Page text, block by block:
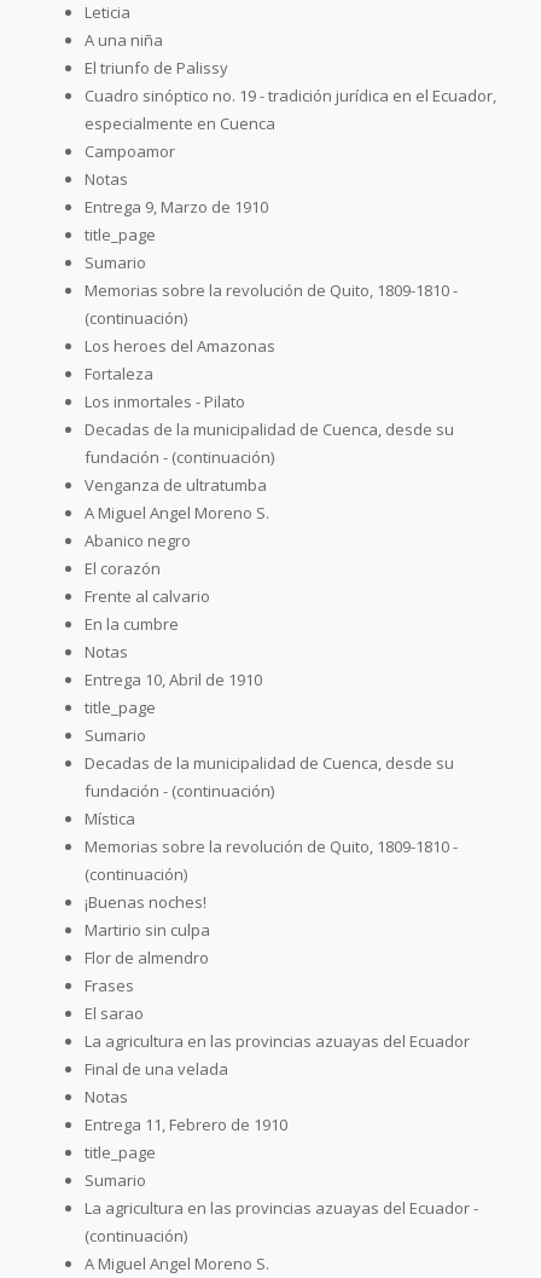
Leticia
A una niña
El triunfo de Palissy
Cuadro sinóptico no. 19 - tradición jurídica en el Ecuador,
especialmente en Cuenca
Campoamor
Notas
Entrega 9, Marzo de 1910
title_page
Sumario
Memorias sobre la revolución de Quito, 1809-1810 -
(continuación)
Los heroes del Amazonas
Fortaleza
Los inmortales - Pilato
Decadas de la municipalidad de Cuenca, desde su
fundación - (continuación)
Venganza de ultratumba
A Miguel Angel Moreno S.
Abanico negro
El corazón
Frente al calvario
En la cumbre
Notas
Entrega 10, Abril de 1910
title_page
Sumario
Decadas de la municipalidad de Cuenca, desde su
fundación - (continuación)
Mística
Memorias sobre la revolución de Quito, 1809-1810 -
(continuación)
¡Buenas noches!
Martirio sin culpa
Flor de almendro
Frases
El sarao
La agricultura en las provincias azuayas del Ecuador
Final de una velada
Notas
Entrega 11, Febrero de 1910
title_page
Sumario
La agricultura en las provincias azuayas del Ecuador -
(continuación)
A Miguel Angel Moreno S.